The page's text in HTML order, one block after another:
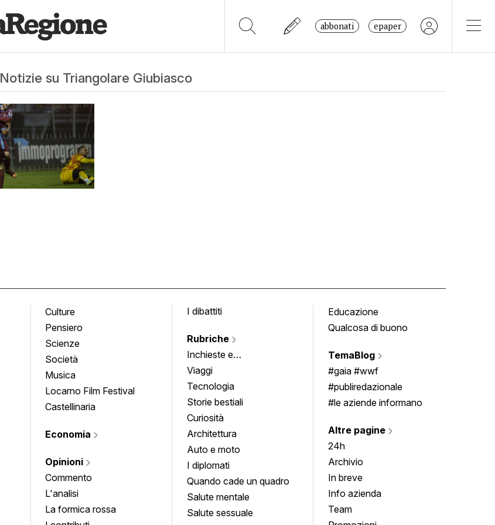
abbonati epaper
Notizie su Triangolare Giubiasco
Culture
Pensiero
Scienze
Società
Musica
Locarno Film Festival
Castellinaria
Economia
Opinioni
Commento
L'analisi
La formica rossa
I dibattiti
Rubriche
Inchieste e
approfondimenti
Viaggi
Tecnologia
Storie bestiali
Curiosità
Architettura
Auto e moto
I diplomati
Quando cade un quadro
Salute mentale
Salute sessuale
Educazione
Qualcosa di buono
TemaBlog
#gaia #wwf
#publiredazionale
#le aziende informano
Altre pagine
24h
Archivio
In breve
Info azienda
Team